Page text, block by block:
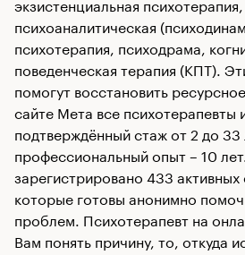
психоаналитическая
психотерапия, психодрама,
поведенческая терапия (КПТ).
помогут восстановить
сайте Мета все психотерапевты
подтверждённый стаж от 2 до 33
профессиональный опыт – 10
зарегистрировано 433
которые готовы анонимно
проблем. Психотерапевт на
Вам понять причину, то, откуда